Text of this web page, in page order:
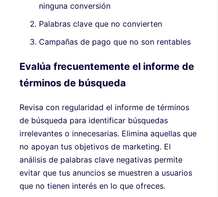
ninguna conversión
Palabras clave que no convierten
Campañas de pago que no son rentables
Evalúa frecuentemente el informe de
términos de búsqueda
Revisa con regularidad el informe de términos
de búsqueda para identificar búsquedas
irrelevantes o innecesarias. Elimina aquellas que
no apoyan tus objetivos de marketing. El
análisis de palabras clave negativas permite
evitar que tus anuncios se muestren a usuarios
que no tienen interés en lo que ofreces.